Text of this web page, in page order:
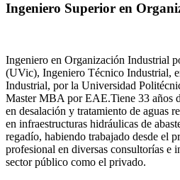
Ingeniero Superior en
Ingeniero en Organización Industrial
(UVic), Ingeniero Técnico Industrial,
Industrial, por la Universidad
Master MBA por EAE.Tiene 33 años
en desalación y tratamiento de aguas
en infraestructuras hidráulicas de
regadío, habiendo trabajado desde el
profesional en diversas consultorías e
sector público como el privado.